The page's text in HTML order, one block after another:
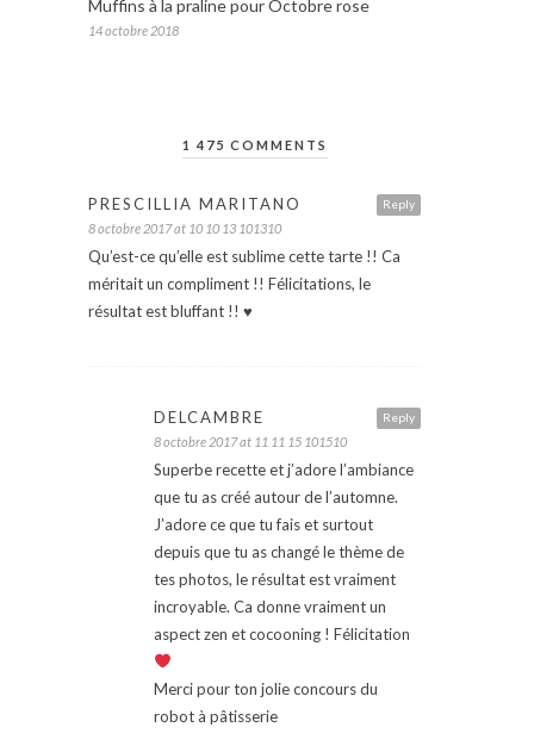
Muffins à la praline pour Octobre rose
14 octobre 2018
1 475 COMMENTS
Reply
PRESCILLIA MARITANO
8 octobre 2017 at 10 10 13 101310
Qu’est-ce qu’elle est sublime cette tarte !! Ca
méritait un compliment !! Félicitations, le
résultat est bluffant !! ♥
Reply
DELCAMBRE
8 octobre 2017 at 11 11 15 101510
Superbe recette et j’adore l’ambiance
que tu as créé autour de l’automne.
J’adore ce que tu fais et surtout
depuis que tu as changé le thème de
tes photos, le résultat est vraiment
incroyable. Ca donne vraiment un
aspect zen et cocooning ! Félicitation
Merci pour ton jolie concours du
robot à pâtisserie